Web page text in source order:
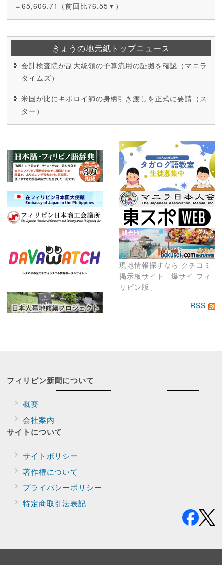
現地情報探すなら クチコミ
掲示板サイト「爆サイ フィ
リピン版」
＝65,606.71（前回比76.55▼）
きょうの地元紙トップニュース
会計検査院が副大統領の予算流用の証拠を確認（マニラ
タイムズ）
米国が比にキボロイ師の身柄引き渡しを正式に要請（ス
ター）
RSS
フィリピン新聞について
概要
会社案内
サイトについて
サイトポリシー
著作権について
プライバシーポリシー
特定商取引法表記